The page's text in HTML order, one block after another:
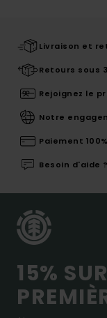
Livraison et
Retours sous
Rejoignez le
Notre
Paiement
Besoin d'aide ?
15%